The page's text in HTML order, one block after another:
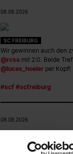
08.08.2026
SC FREIBURG
Wir gewinnen auch den
@rcsa mit 2:0. Beide
@lucas_hoelerper Kopf!
#scf #scfreiburg
08.08.2026
SC FREIBURG